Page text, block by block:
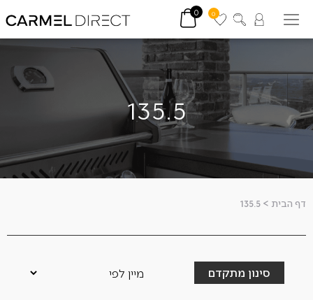
0
0
135.5
דף הבית >
135.5
סינון מתקדם